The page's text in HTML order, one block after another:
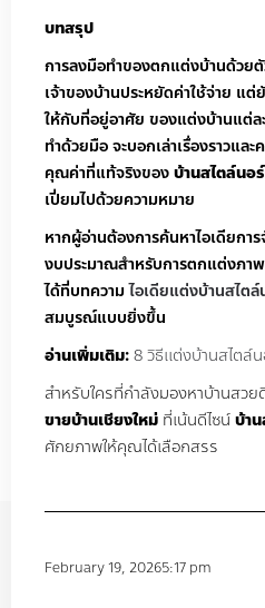
บทสรุป
การลงมือทำของตกแต่งบ้านด้วย
เจ้าของบ้านประหยัดค่าใช้จ่าย แ
ให้กับที่อยู่อาศัย ของแต่งบ้านแต่ล
ทำด้วยมือ จะบอกเล่าเรื่องราวแล
คุณค่าที่แท้จริงของบ้านสไตล์นอ
เปี่ยมไปด้วยความหมาย
หากผู้อ่านต้องการค้นหาไอเดียกา
งบประมาณสำหรับการตกแต่งภา
ได้ที่บทความไอเดียแต่งบ้านสไต
สมบูรณ์แบบยิ่งขึ้น
อ่านเพิ่มเติม:8 วิธีแต่งบ้านสไตล์น
สำหรับใครที่กำลังมองหาบ้านสว
ขายบ้านเชียงใหม่ ที่เน้นดีไซน์บ้า
ศักยภาพให้คุณได้เลือกสรร
February 19, 20265:17 pm